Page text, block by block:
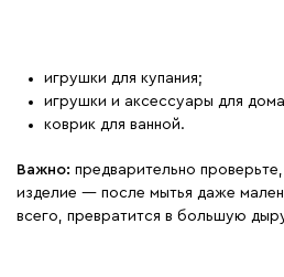
игрушки для купания;
игрушки и аксессуары для
коврик для ванной.
Важно: предварительно
изделие — после мытья даже
всего, превратится в большую